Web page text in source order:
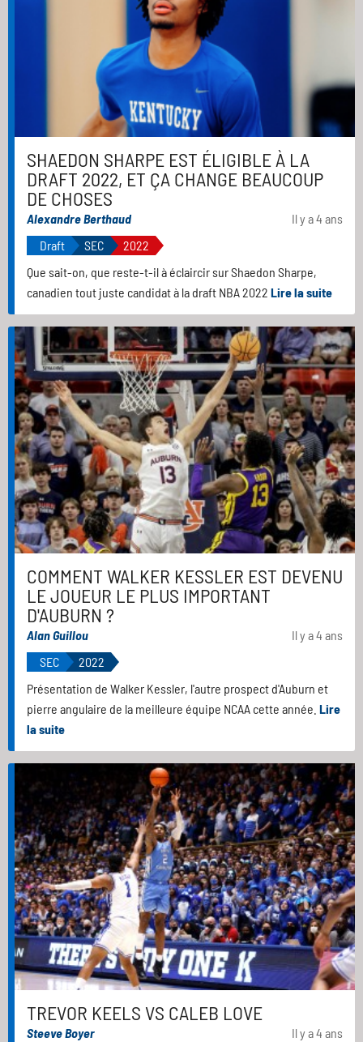
SHAEDON SHARPE EST ÉLIGIBLE À LA
DRAFT 2022, ET ÇA CHANGE BEAUCOUP
DE CHOSES
Alexandre Berthaud
Il y a 4 ans
Draft
SEC
2022
Que sait-on, que reste-t-il à éclaircir sur Shaedon Sharpe,
canadien tout juste candidat à la draft NBA 2022 Lire la suite
COMMENT WALKER KESSLER EST DEVENU
LE JOUEUR LE PLUS IMPORTANT
D'AUBURN ?
Alan Guillou
Il y a 4 ans
SEC
2022
Présentation de Walker Kessler, l'autre prospect d'Auburn et
pierre angulaire de la meilleure équipe NCAA cette année. Lire
la suite
TREVOR KEELS VS CALEB LOVE
Steeve Boyer
Il y a 4 ans